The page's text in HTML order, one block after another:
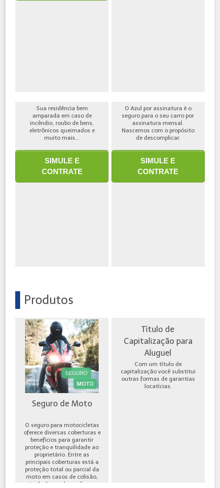
Sua residência bem
amparada em caso de
incêndio, roubo de bens,
eletrônicos queimados e
muito mais...
SIMULE E
CONTRATE
O Azul por assinatura é o
seguro para o seu carro por
assinatura mensal.
Nascemos com o propósito
de descomplicar.
SIMULE E
CONTRATE
Produtos
Seguro de Moto
O seguro para motocicletas
oferece diversas coberturas e
benefícios para garantir
proteção e tranquilidade ao
proprietário. Entre as
principais coberturas está a
proteção total ou parcial da
moto em casos de colisão,
incêndio, roubo ou furto,
Título de
Capitalização para
Aluguel
Com um título de
capitalização você substitui
outras formas de garantias
locatícias.